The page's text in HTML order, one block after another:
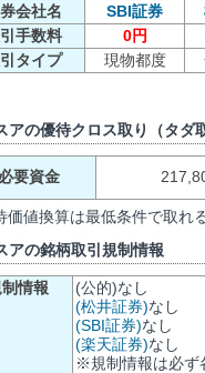
会社名
SBI証券
手数料
0円
タイプ
現物都度
アの優待クロス取り（タダ
必要資金
値換算は最低条件で取れ
アの銘柄取引規制情報
情報
(公的)なし
(松井証券)なし
(SBI証券)なし
(楽天証券)なし
※規制情報は必ず